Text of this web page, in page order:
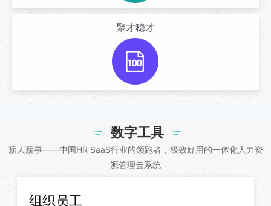
聚才稳才
数字工具
薪人薪事——中国HR SaaS行业的领跑者，极致好用的一体化人力资
源管理云系统
组织员工